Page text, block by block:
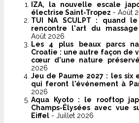
IZA, la nouvelle escale
électrise Saint-Tropez - Août
TUI NA SCULPT : quand
rencontre l'art du massage
Août 2026
Les 4 plus beaux parcs
Croatie : une autre façon de
cœur d'une nature
2026
Jeu de Paume 2027 : les six
qui feront l'événement à
2026
Aqua Kyoto : le rooftop
Champs-Élysées avec vue
Eiffel- Juillet 2026